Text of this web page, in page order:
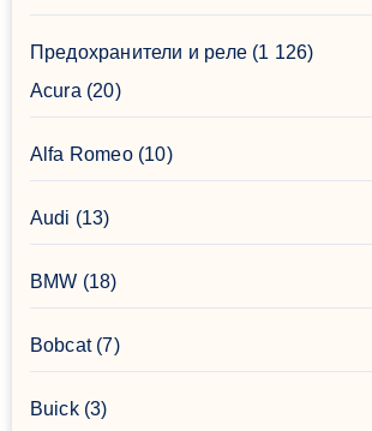
Предохранители и реле(1 126)
Acura (20)
Alfa Romeo(10)
Audi (13)
BMW (18)
Bobcat(7)
Buick(3)